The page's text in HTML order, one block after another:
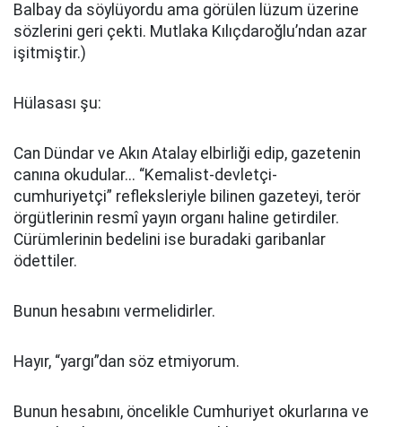
Balbay da söylüyordu ama görülen lüzum üzerine
sözlerini geri çekti. Mutlaka Kılıçdaroğlu’ndan azar
işitmiştir.)
Hülasası şu:
Can Dündar ve Akın Atalay elbirliği edip, gazetenin
canına okudular... “Kemalist-devletçi-
cumhuriyetçi” refleksleriyle bilinen gazeteyi, terör
örgütlerinin resmî yayın organı haline getirdiler.
Cürümlerinin bedelini ise buradaki garibanlar
ödettiler.
Bunun hesabını vermelidirler.
Hayır, “yargı”dan söz etmiyorum.
Bunun hesabını, öncelikle Cumhuriyet okurlarına ve